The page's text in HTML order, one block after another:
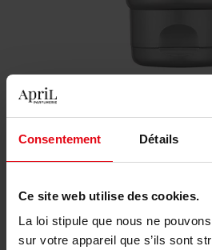
Consentement Détails
Ce site web utilise des cookies.
La loi stipule que nous ne
sur votre appareil que s’ils sont
19,00 €
Quantité
Livraison
Cet article n'est plus disponible